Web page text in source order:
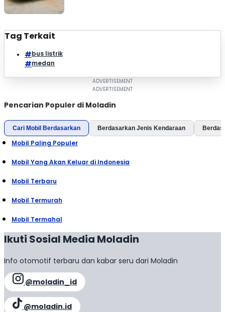
Tag Terkait
bus listrik
medan
Pencarian Populer di Moladin
Cari Mobil Berdasarkan Berdasarkan Jenis Kendaraan
Mobil Paling Populer
Mobil Yang Akan Keluar di Indonesia
Mobil Terbaru
Mobil Termurah
Mobil Termahal
Ikuti Sosial Media Moladin
Info otomotif terbaru dan kabar seru dari Moladin
@moladin_id
@moladin.id